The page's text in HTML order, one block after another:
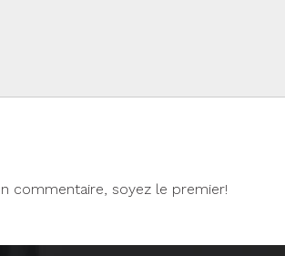
commentaire, soyez le premier!